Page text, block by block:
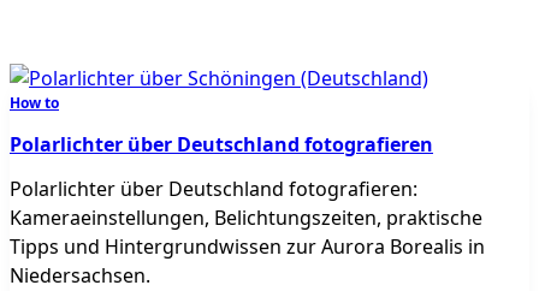
How to
Polarlichter über Deutschland fotografieren
Polarlichter über Deutschland fotografieren:
Kameraeinstellungen, Belichtungszeiten, praktische
Tipps und Hintergrundwissen zur Aurora Borealis in
Niedersachsen.